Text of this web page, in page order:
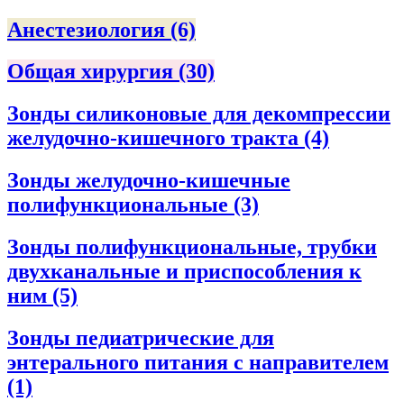
Анестезиология (6)
Общая хирургия (30)
Зонды силиконовые для декомпрессии
желудочно-кишечного тракта (4)
Зонды желудочно-кишечные
полифункциональные (3)
Зонды полифункциональные, трубки
двухканальные и приспособления к
ним (5)
Зонды педиатрические для
энтерального питания с направителем
(1)